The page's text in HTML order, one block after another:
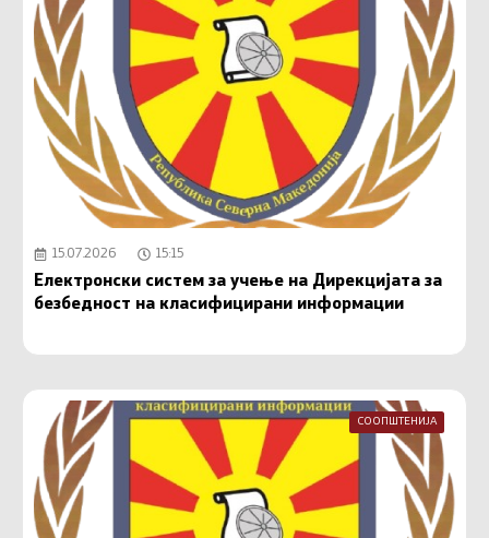
15.07.2026 15:15
Електронски систем за учење на Дирекцијата за
безбедност на класифицирани информации
СООПШТЕНИЈА